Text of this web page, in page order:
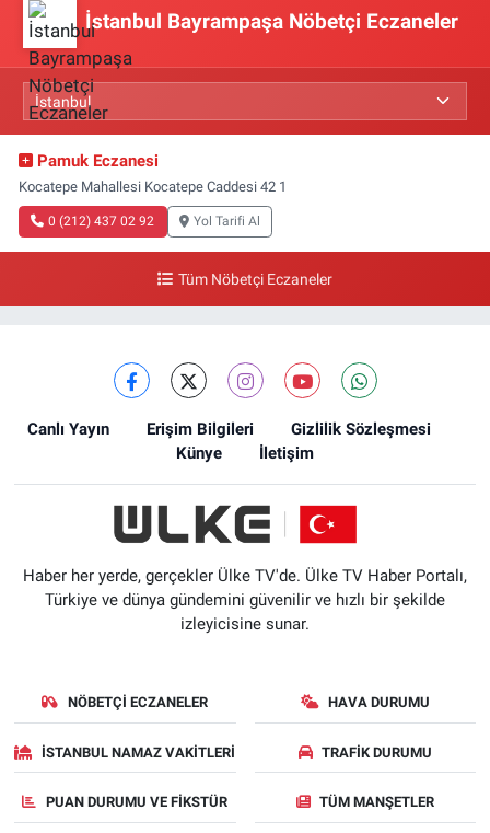
İstanbul Bayrampaşa Nöbetçi Eczaneler
Pamuk Eczanesi
Kocatepe Mahallesi Kocatepe Caddesi 42 1
0 (212) 437 02 92 Yol Tarifi Al
Tüm Nöbetçi Eczaneler
Canlı Yayın Erişim Bilgileri
Gizlilik Sözleşmesi
Künye
İletişim
Haber her yerde, gerçekler Ülke TV'de. Ülke TV Haber Portalı,
Türkiye ve dünya gündemini güvenilir ve hızlı bir şekilde
izleyicisine sunar.
NÖBETÇI ECZANELER HAVA DURUMU
İSTANBUL NAMAZ VAKITLERI TRAFIK DURUMU
PUAN DURUMU VE FIKSTÜR TÜM MANŞETLER